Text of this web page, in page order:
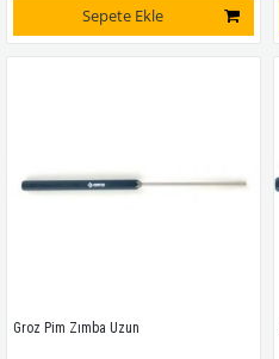
Sepete Ekle
Groz Pim Zımba Uzun